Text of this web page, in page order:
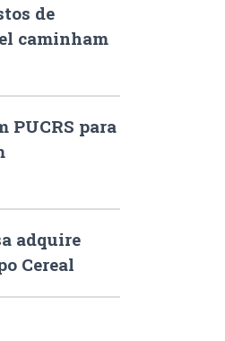
de
caminham
PUCRS para
adquire
Cereal